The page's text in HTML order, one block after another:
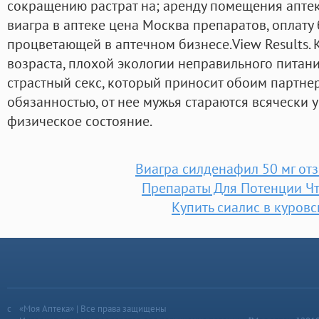
сокращению растрат на; аренду помещения
виагра в аптеке цена Москва препаратов,
процветающей в аптечном бизнесе.View Results.
возраста, плохой экологии неправильного
страстный секс, который приносит обоим
обязанностью, от нее мужья стараются всячески
физическое состояние.
Виагра силденафил 50 мг
Препараты Для Потенции
Купить сиалис в
«Моя Аптека» | Все права защищены